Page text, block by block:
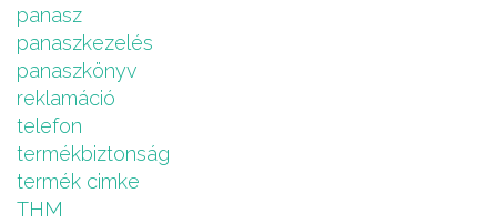
panasz
panaszkezelés
panaszkönyv
reklamáció
telefon
termékbiztonság
termék cimke
THM